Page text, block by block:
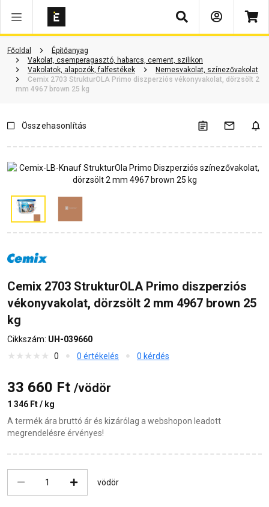
Keresés
Főoldal
Építőanyag
Vakolat, csemperagasztó, habarcs, cement, szilikon
Vakolatok, alapozók, falfestékek
Nemesvakolat, színezővakolat
Cemix 2703 StrukturOLA Primo diszperziós vékonyvakolat, dörzsölt 2
mm 4967 brown 25 kg
Vásárlói vélemények Kérdések és válaszok Kapcsolódó cikkek
Összehasonlítás
Cemix 2703 StrukturOLA Primo diszperziós
vékonyvakolat, dörzsölt 2 mm 4967 brown 25
kg
Cikkszám: UH-039660
0
0 értékelés 0 kérdés
33 660 Ft /vödör
1 346 Ft / kg
A termék ára bruttó ár és kizárólag a webshopon leadott
megrendelésre érvényes!
vödör